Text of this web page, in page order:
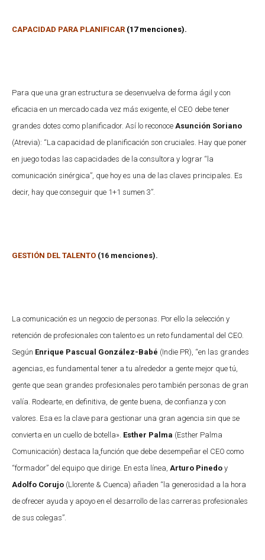
CAPACIDAD PARA PLANIFICAR (17 menciones).
Para que una gran estructura se desenvuelva de forma ágil y con
eficacia en un mercado cada vez más exigente, el CEO debe tener
grandes dotes como planificador. Así lo reconoce Asunción Soriano
(Atrevia): “La capacidad de planificación son cruciales. Hay que poner
en juego todas las capacidades de la consultora y lograr “la
comunicación sinérgica”, que hoy es una de las claves principales. Es
decir, hay que conseguir que 1+1 sumen 3”.
GESTIÓN DEL TALENTO (16 menciones).
La comunicación es un negocio de personas. Por ello la selección y
retención de profesionales con talento es un reto fundamental del CEO.
Según Enrique Pascual González-Babé (Indie PR), “en las grandes
agencias, es fundamental tener a tu alrededor a gente mejor que tú,
gente que sean grandes profesionales pero también personas de gran
valía. Rodearte, en definitiva, de gente buena, de confianza y con
valores. Esa es la clave para gestionar una gran agencia sin que se
convierta en un cuello de botella». Esther Palma (Esther Palma
Comunicación) destaca la función que debe desempeñar el CEO como
“formador” del equipo que dirige. En esta línea, Arturo Pinedo y
Adolfo Corujo (Llorente & Cuenca) añaden “la generosidad a la hora
de ofrecer ayuda y apoyo en el desarrollo de las carreras profesionales
de sus colegas”.